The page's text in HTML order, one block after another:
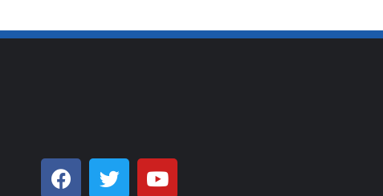
F
a
T
w
Y
o